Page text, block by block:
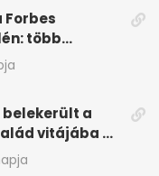
Forbes
több
belekerült a
vitájába a